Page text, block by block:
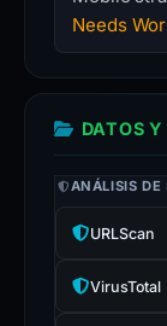
Needs
DATOS
ANÁLISIS DE
URLScan
VirusTotal